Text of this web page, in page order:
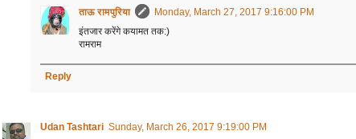
ताऊ रामपुरिया
Monday, March 27, 2017 9:16:00 PM
इंतजार करेंगे कयामत तक:)
रामराम
Reply
Udan Tashtari Sunday, March 26, 2017 9:19:00 PM